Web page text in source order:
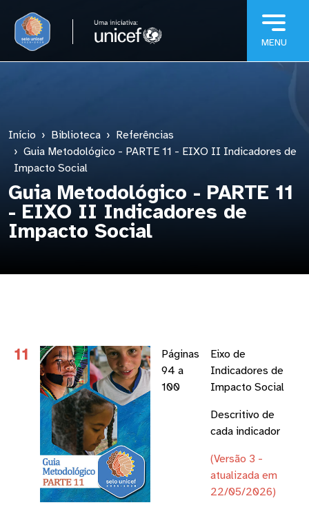
Início Biblioteca
Referências
Guia Metodológico - PARTE 11 - EIXO II Indicadores de
Impacto Social
Guia Metodológico - PARTE 11
- EIXO II Indicadores de
Impacto Social
11
Páginas
94 a
100
Eixo de
Indicadores de
Impacto Social
Descritivo de
cada indicador
(Versão 3 -
atualizada em
22/05/2026)